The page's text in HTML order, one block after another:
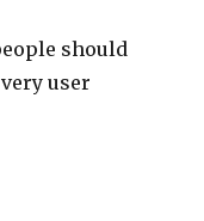
should
user